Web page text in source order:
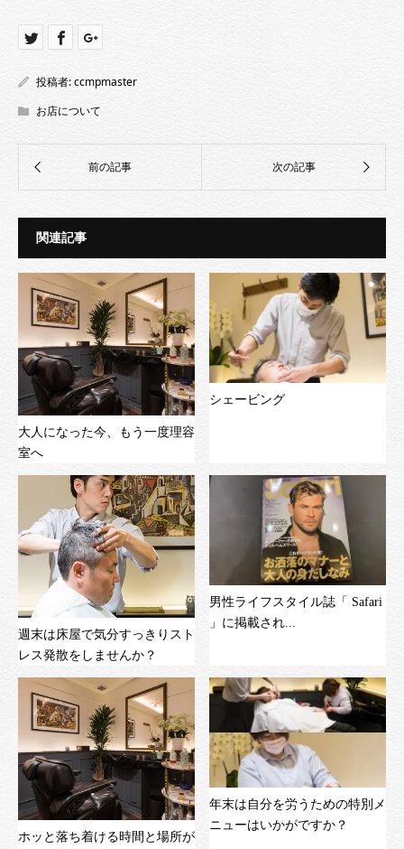
き
ま
投稿者:ccmpmaster
お店について
関連記事
大人になった今、もう一度理容
室へ
シェービング
週末は床屋で気分すっきりスト
レス発散をしませんか？
男性ライフスタイル誌「 Safari
」に掲載され...
ホッと落ち着ける時間と場所が
年末は自分を労うための特別メ
ニューはいかがですか？